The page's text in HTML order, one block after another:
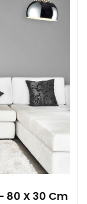
80 X 30 Cm